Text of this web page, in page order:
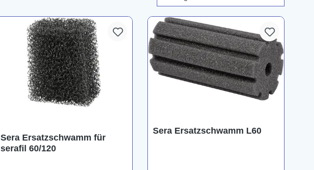
Sera Ersatzschwamm für
serafil 60/120
Sera Ersatzschwamm L60